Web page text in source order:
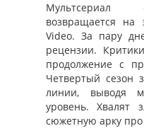
Мультсериал
возвращается на
Video. За пару
рецензии.
продолжение с
Четвертый сезон
линии, выводя
уровень. Хвалят
сюжетную арку про